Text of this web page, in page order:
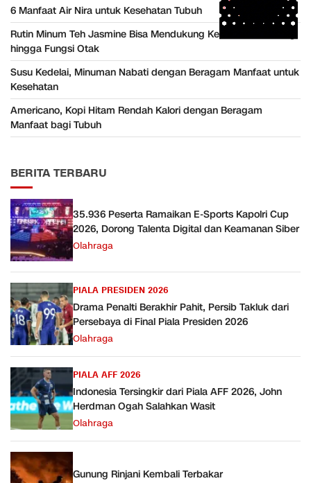
6 Manfaat Air Nira untuk Kesehatan Tubuh
Rutin Minum Teh Jasmine Bisa Mendukung Kesehatan Jantung
hingga Fungsi Otak
Susu Kedelai, Minuman Nabati dengan Beragam Manfaat untuk
Kesehatan
Americano, Kopi Hitam Rendah Kalori dengan Beragam
Manfaat bagi Tubuh
BERITA TERBARU
35.936 Peserta Ramaikan E-Sports Kapolri Cup
2026, Dorong Talenta Digital dan Keamanan Siber
Olahraga
PIALA PRESIDEN 2026
Drama Penalti Berakhir Pahit, Persib Takluk dari
Persebaya di Final Piala Presiden 2026
Olahraga
PIALA AFF 2026
Indonesia Tersingkir dari Piala AFF 2026, John
Herdman Ogah Salahkan Wasit
Olahraga
Gunung Rinjani Kembali Terbakar